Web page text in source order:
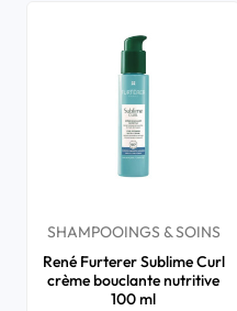
SHAMPOOINGS & SOINS
René Furterer Sublime Curl
crème bouclante nutritive
100 ml